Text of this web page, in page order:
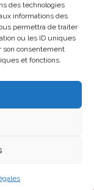
des technologies
informations des
permettra de traiter
ou les ID uniques
son consentement
et fonctions.
enfant
sénior
sportif
-